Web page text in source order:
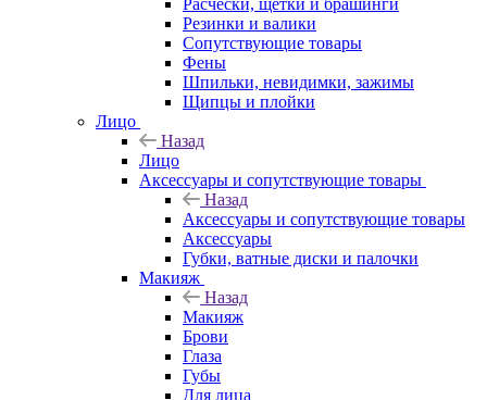
Расчёски, щётки и брашинги
Резинки и валики
Сопутствующие товары
Фены
Шпильки, невидимки, зажимы
Щипцы и плойки
Лицо
Назад
Лицо
Аксессуары и сопутствующие товары
Назад
Аксессуары и сопутствующие товары
Аксессуары
Губки, ватные диски и палочки
Макияж
Назад
Макияж
Брови
Глаза
Губы
Для лица